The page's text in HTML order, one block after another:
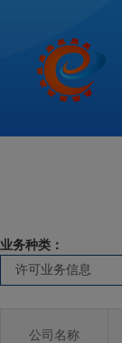
业务种类：
公司名称